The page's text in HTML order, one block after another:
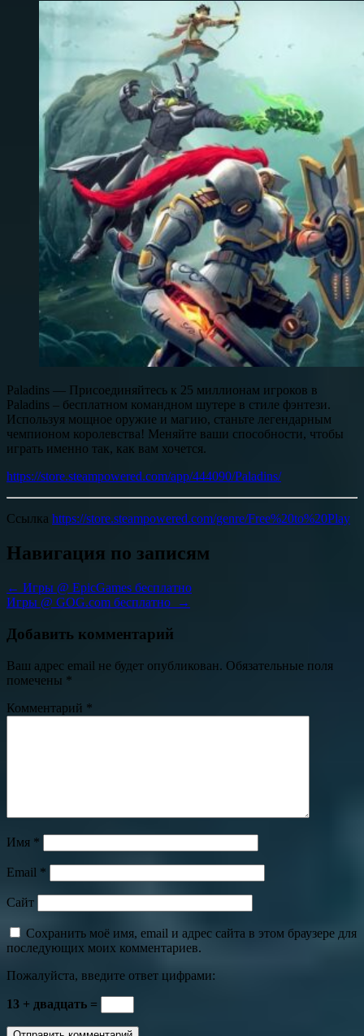
Paladins — Присоединяйтесь к 25 миллионам игроков в
Paladins – бесплатном командном шутере в стиле фэнтези.
Используя мощное оружие и магию, станьте легендарным
чемпионом королевства! Меняйте ваши способности, чтобы
играть именно так, как вам хочется.
https://store.steampowered.com/app/444090/Paladins/
Ссылка https://store.steampowered.com/genre/Free%20to%20Play
Навигация по записям
← Игры @ EpicGames бесплатно
Игры @ GOG.com бесплатно
→
Добавить комментарий
Ваш адрес email не будет опубликован. Обязательные поля
помечены *
Комментарий *
Имя *
Email *
Сайт
Сохранить моё имя, email и адрес сайта в этом браузере для
последующих моих комментариев.
Пожалуйста, введите ответ цифрами:
13 + двадцать =